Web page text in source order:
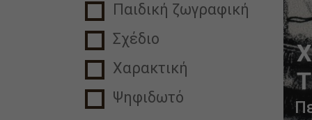
Παιδική ζωγραφική
Σχέδιο
Χαρακτική
Ψηφιδωτό